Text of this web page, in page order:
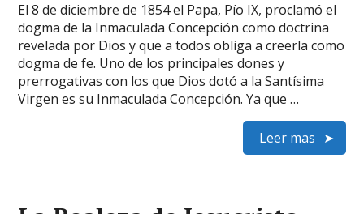
El 8 de diciembre de 1854 el Papa, Pío IX, proclamó el
dogma de la Inmaculada Concepción como doctrina
revelada por Dios y que a todos obliga a creerla como
dogma de fe. Uno de los principales dones y
prerrogativas con los que Dios dotó a la Santísima
Virgen es su Inmaculada Concepción. Ya que …
Leer mas